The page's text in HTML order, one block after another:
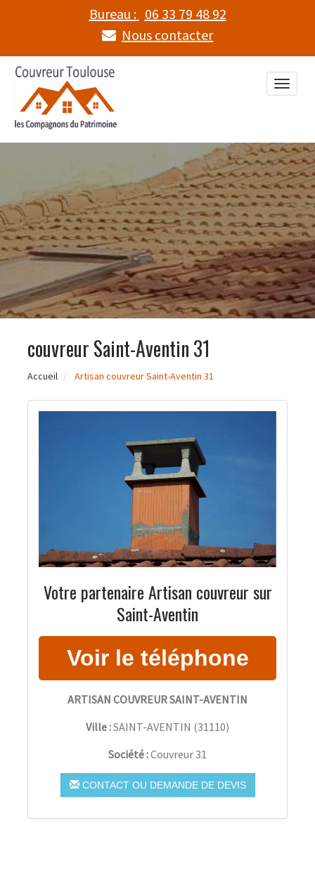
Bureau : 06 33 79 48 92
Nous contacter
Toggle
couvreur Saint-Aventin 31
Accueil Artisan couvreur Saint-Aventin 31
Votre partenaire Artisan couvreur sur
Saint-Aventin
ARTISAN COUVREUR SAINT-AVENTIN
Ville :SAINT-AVENTIN (31110)
Société :Couvreur 31
CONTACT OU DEMANDE DE DEVIS